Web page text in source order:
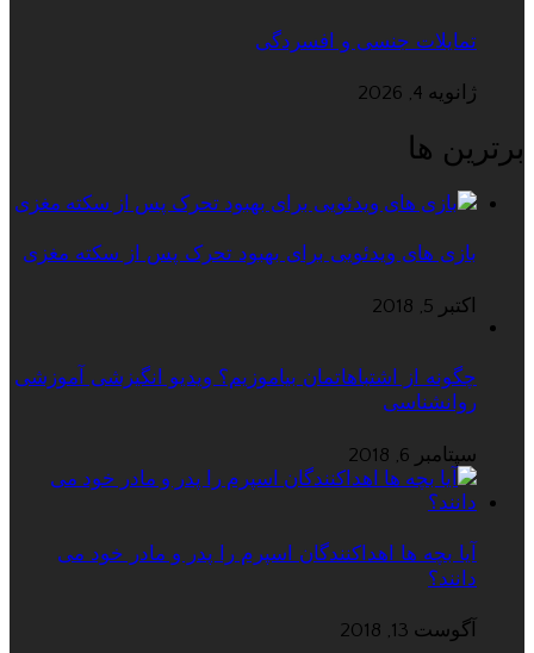
تمایلات جنسی و افسردگی
ژانویه 4, 2026
برترین ها
بازی های ویدئویی برای بهبود تحرک پس از سکته مغزی
اکتبر 5, 2018
چگونه از اشتباهاتمان بیاموزیم؟ ویدیو انگیزشی آموزشی
روانشناسی
سپتامبر 6, 2018
آیا بچه ها اهداکنندگان اسپرم را پدر و مادر خود می
دانند؟
آگوست 13, 2018